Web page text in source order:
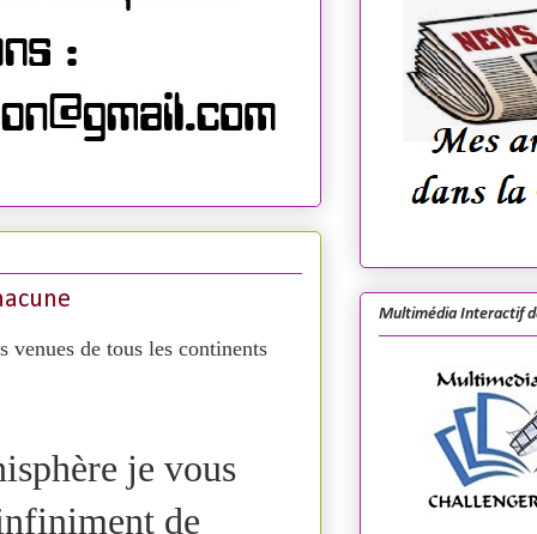
de tous les continents
je vous
de
Multimédia Interactif